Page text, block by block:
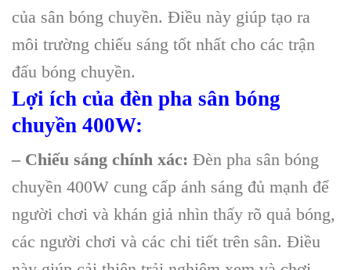
của sân bóng chuyền. Điều này giúp tạo ra
môi trường chiếu sáng tốt nhất cho các trận
đấu bóng chuyền.
Lợi ích của đèn pha sân bóng
chuyền 400W:
– Chiếu sáng chính xác: Đèn pha sân bóng
chuyền 400W cung cấp ánh sáng đủ mạnh để
người chơi và khán giả nhìn thấy rõ quả bóng,
các người chơi và các chi tiết trên sân. Điều